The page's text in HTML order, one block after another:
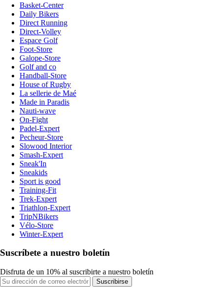
Basket-Center
Daily Bikers
Direct Running
Direct-Volley
Espace Golf
Foot-Store
Galope-Store
Golf and co
Handball-Store
House of Rugby
La sellerie de Maé
Made in Paradis
Nauti-wave
On-Fight
Padel-Expert
Pecheur-Store
Slowood Interior
Smash-Expert
Sneak'In
Sneakids
Sport is good
Training-Fit
Trek-Expert
Triathlon-Expert
TripNBikers
Vélo-Store
Winter-Expert
Suscríbete a nuestro boletín
Disfruta de un 10% al suscribirte a nuestro boletín
Suscribirse